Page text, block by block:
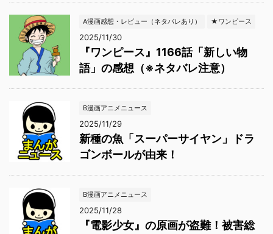
A漫画感想・レビュー（ネタバレあり） ★ワンピース
2025/11/30
『ワンピース』1166話「新しい物
語」の感想（※ネタバレ注意）
B漫画アニメニュース
2025/11/29
新種の魚「スーパーサイヤン」ドラ
ゴンボールが由来！
B漫画アニメニュース
2025/11/28
『電影少女』の原画が盗難！被害総